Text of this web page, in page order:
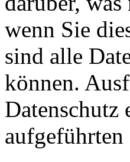
wenn Sie
sind alle
können.
Datenschutz